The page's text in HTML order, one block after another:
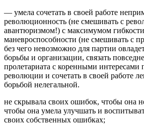
— умела сочетать в своей работе
революционность (не смешивать с
авантюризмом!) с максимумом
маневроспособности (не смешивать с
без чего невозможно для партии
борьбы и организации, связать
пролетариата с коренными интересами
революции и сочетать в своей работе
борьбой нелегальной.
не скрывала своих ошибок, чтобы она
чтобы она умела улучшать и
своих собственных ошибках;